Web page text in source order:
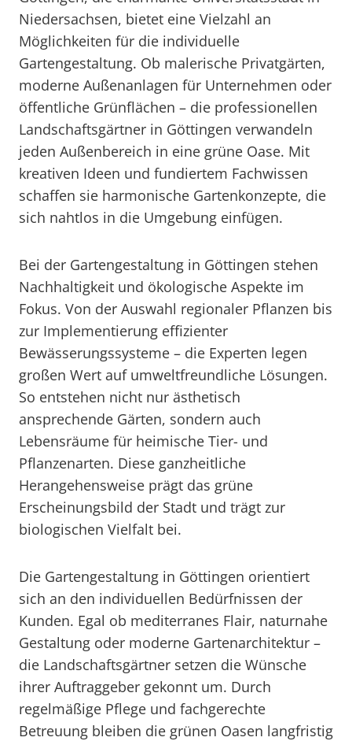
Niedersachsen, bietet eine Vielzahl an
Möglichkeiten für die individuelle
Gartengestaltung. Ob malerische Privatgärten,
moderne Außenanlagen für Unternehmen oder
öffentliche Grünflächen – die professionellen
Landschaftsgärtner in Göttingen verwandeln
jeden Außenbereich in eine grüne Oase. Mit
kreativen Ideen und fundiertem Fachwissen
schaffen sie harmonische Gartenkonzepte, die
sich nahtlos in die Umgebung einfügen.
Bei der Gartengestaltung in Göttingen stehen
Nachhaltigkeit und ökologische Aspekte im
Fokus. Von der Auswahl regionaler Pflanzen bis
zur Implementierung effizienter
Bewässerungssysteme – die Experten legen
großen Wert auf umweltfreundliche Lösungen.
So entstehen nicht nur ästhetisch
ansprechende Gärten, sondern auch
Lebensräume für heimische Tier- und
Pflanzenarten. Diese ganzheitliche
Herangehensweise prägt das grüne
Erscheinungsbild der Stadt und trägt zur
biologischen Vielfalt bei.
Die Gartengestaltung in Göttingen orientiert
sich an den individuellen Bedürfnissen der
Kunden. Egal ob mediterranes Flair, naturnahe
Gestaltung oder moderne Gartenarchitektur –
die Landschaftsgärtner setzen die Wünsche
ihrer Auftraggeber gekonnt um. Durch
regelmäßige Pflege und fachgerechte
Betreuung bleiben die grünen Oasen langfristig